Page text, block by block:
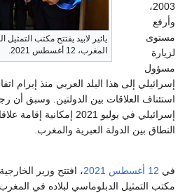
يائير لابيد يفتتح مكتب
المغرب، 12 أغسطس 2021.
2003،
وأرفع
مستوى
لزيارة
مسؤول
استئناف العلاقات بين الدولتين. وسبق أن
إسرائيلي في يوليو 2021
النطاق بين الدولة العبرية والمغرب.
في 12 أغسطس 2021، افتتح وزير
مكتب التمثيل الدبلوماسي لبلاده في